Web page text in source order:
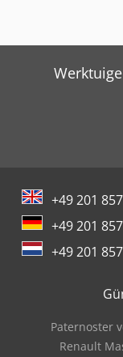
+49 201
+49 201
+49 201
Paternoster
Renault